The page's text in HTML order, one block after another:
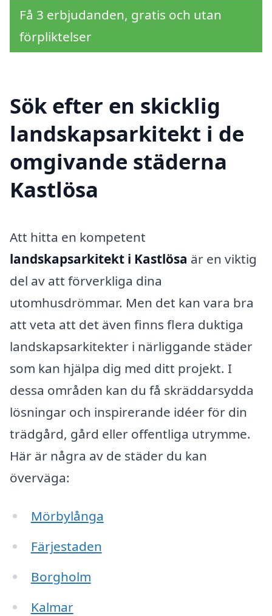
Få 3 erbjudanden, gratis och utan
förpliktelser
Sök efter en skicklig
landskapsarkitekt i de
omgivande städerna
Kastlösa
Att hitta en kompetent
landskapsarkitekt i Kastlösa är en viktig
del av att förverkliga dina
utomhusdrömmar. Men det kan vara bra
att veta att det även finns flera duktiga
landskapsarkitekter i närliggande städer
som kan hjälpa dig med ditt projekt. I
dessa områden kan du få skräddarsydda
lösningar och inspirerande idéer för din
trädgård, gård eller offentliga utrymme.
Här är några av de städer du kan
överväga:
Mörbylånga
Färjestaden
Borgholm
Kalmar